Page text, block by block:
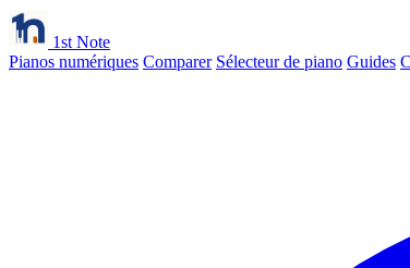
1st Note
Pianos numériques Comparer Sélecteur de piano Guides